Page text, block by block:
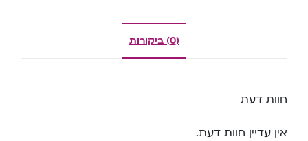
(0) ביקורות
חוות דעת
אין עדיין חוות דעת.